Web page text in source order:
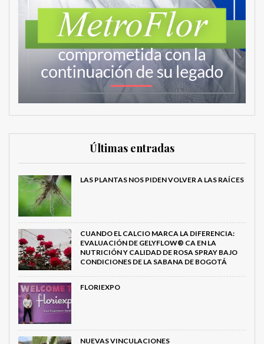
Últimas entradas
LAS PLANTAS NOS PIDEN VOLVER A LAS RAÍCES
CUANDO EL CALCIO MARCA LA DIFERENCIA:
EVALUACIÓN DE GELYFLOW® CA EN LA
NUTRICIÓN Y CALIDAD DE ROSA SPRAY BAJO
CONDICIONES DE LA SABANA DE BOGOTÁ
FLORIEXPO
NUEVAS VINCULACIONES